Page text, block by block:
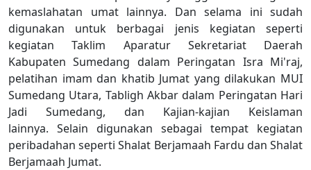
kemaslahatan umat lainnya. Dan selama ini sudah
digunakan untuk berbagai jenis kegiatan seperti
kegiatan Taklim Aparatur Sekretariat Daerah
Kabupaten Sumedang dalam Peringatan Isra Mi'raj,
pelatihan imam dan khatib Jumat yang dilakukan MUI
Sumedang Utara, Tabligh Akbar dalam Peringatan Hari
Jadi Sumedang, dan Kajian-kajian Keislaman
lainnya. Selain digunakan sebagai tempat kegiatan
peribadahan seperti Shalat Berjamaah Fardu dan Shalat
Berjamaah Jumat.